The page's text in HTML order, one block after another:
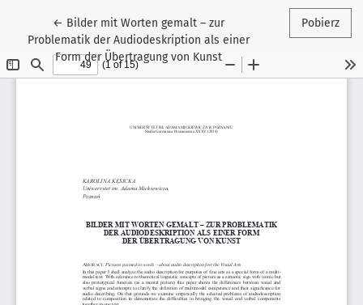
← Wróć do szczegółów artykułu
Bilder mit Worten gemalt – zur
Problematik der Audiodeskription als einer
Form der Übertragung von Kunst
Pobierz